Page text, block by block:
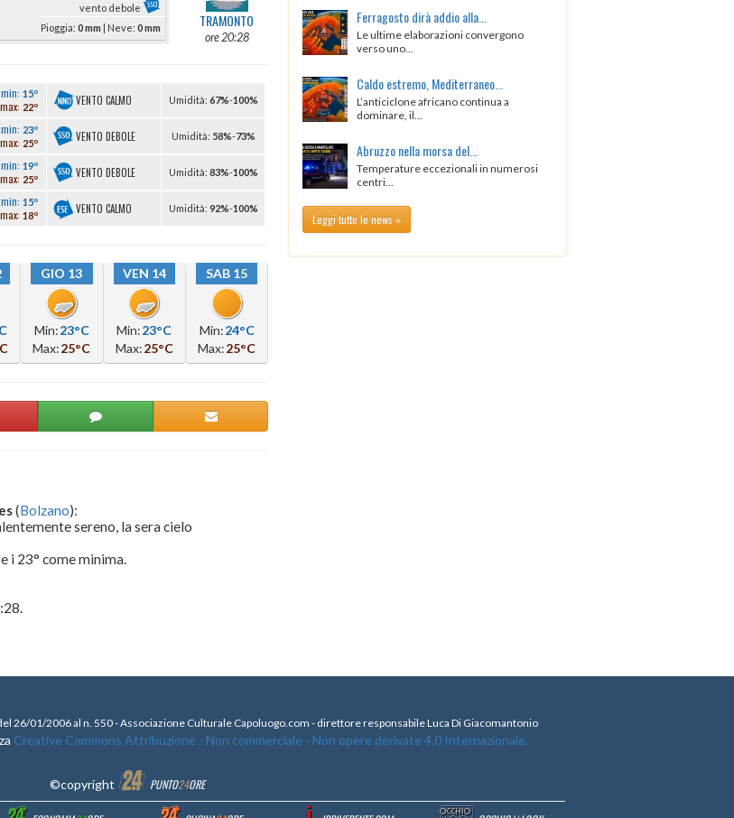
vento debole
Pioggia:0 mm | Neve:0 mm TRAMONTO
ore 20:28
min: 15º
max: 22º VENTO CALMO Umidità: 67%-100%
min: 23º
max: 25º VENTO DEBOLE Umidità: 58%-73%
min: 19º
max: 25º VENTO DEBOLE Umidità: 83%-100%
min: 15º
max: 18º VENTO CALMO Umidità: 92%-100%
GIO 13
Min:23°C
Max:25°C
VEN 14
Min:23°C
Max:25°C
SAB 15
Min:24°C
Max:25°C
(Bolzano):
sereno, la sera cielo
i 23° come minima.
Ferragosto dirà addio alla...
Le ultime elaborazioni convergono
verso uno...
Caldo estremo, Mediterraneo...
L’anticiclone africano continua a
dominare, il...
Abruzzo nella morsa del...
Temperature eccezionali in numerosi
centri...
Leggi tutte le news »
26/01/2006 al n. 550 - Associazione Culturale Capoluogo.com - direttore responsabile Luca Di Giacomantonio
Creative Commons Attribuzione - Non commerciale - Non opere derivate 4.0 Internazionale.
©copyright
PUNTO24ORE